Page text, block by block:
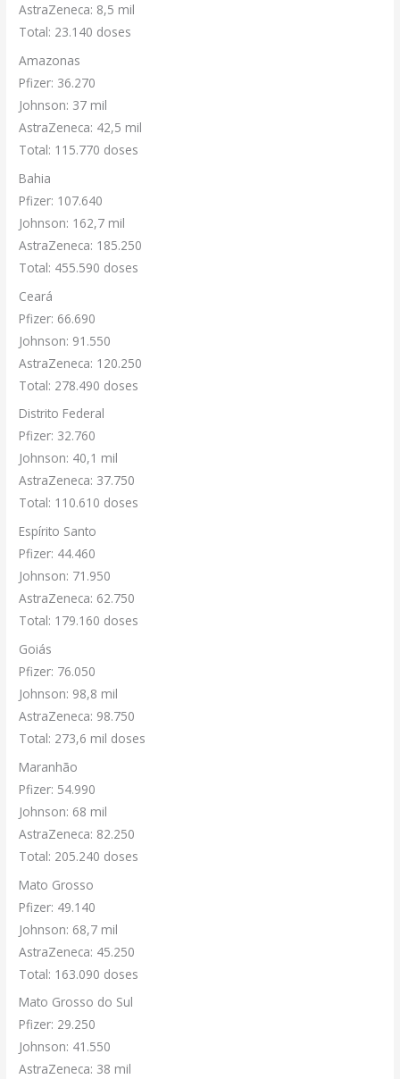
AstraZeneca: 8,5 mil
Total: 23.140 doses
Amazonas
Pfizer: 36.270
Johnson: 37 mil
AstraZeneca: 42,5 mil
Total: 115.770 doses
Bahia
Pfizer: 107.640
Johnson: 162,7 mil
AstraZeneca: 185.250
Total: 455.590 doses
Ceará
Pfizer: 66.690
Johnson: 91.550
AstraZeneca: 120.250
Total: 278.490 doses
Distrito Federal
Pfizer: 32.760
Johnson: 40,1 mil
AstraZeneca: 37.750
Total: 110.610 doses
Espírito Santo
Pfizer: 44.460
Johnson: 71.950
AstraZeneca: 62.750
Total: 179.160 doses
Goiás
Pfizer: 76.050
Johnson: 98,8 mil
AstraZeneca: 98.750
Total: 273,6 mil doses
Maranhão
Pfizer: 54.990
Johnson: 68 mil
AstraZeneca: 82.250
Total: 205.240 doses
Mato Grosso
Pfizer: 49.140
Johnson: 68,7 mil
AstraZeneca: 45.250
Total: 163.090 doses
Mato Grosso do Sul
Pfizer: 29.250
Johnson: 41.550
AstraZeneca: 38 mil